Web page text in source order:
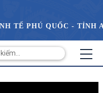
TẾ PHÚ QUỐC - TỈNH